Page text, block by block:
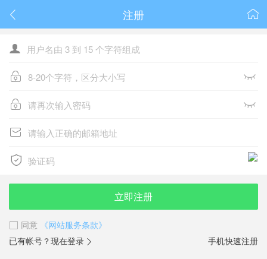
 
注册

 
 


立即注册
同意 《网站服务条款》
已有帐号？现在登录  手机快速注册